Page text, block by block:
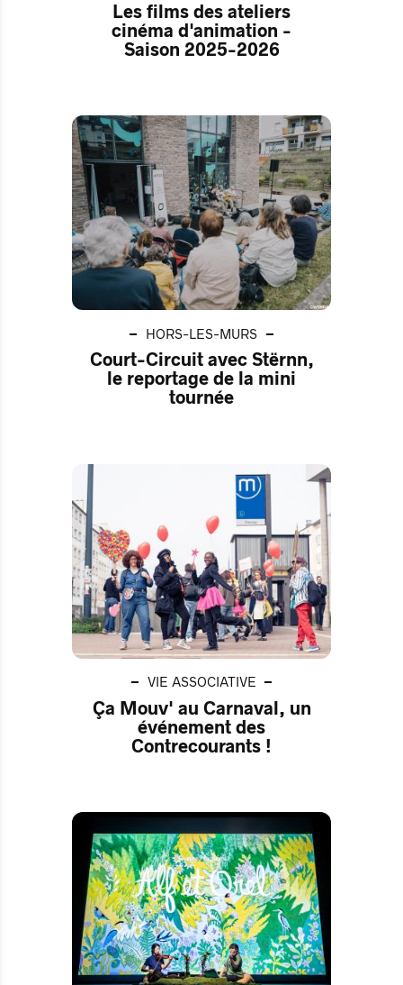
Les films des ateliers
cinéma d'animation -
Saison 2025-2026
HORS-LES-MURS
Court-Circuit avec Stërnn,
le reportage de la mini
tournée
VIE ASSOCIATIVE
Ça Mouv' au Carnaval, un
événement des
Contrecourants !